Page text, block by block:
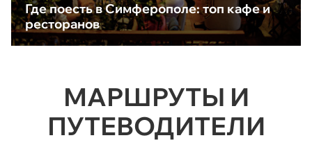
Где поесть в Симферополе: топ кафе и
ресторанов
МАРШРУТЫ И
ПУТЕВОДИТЕЛИ